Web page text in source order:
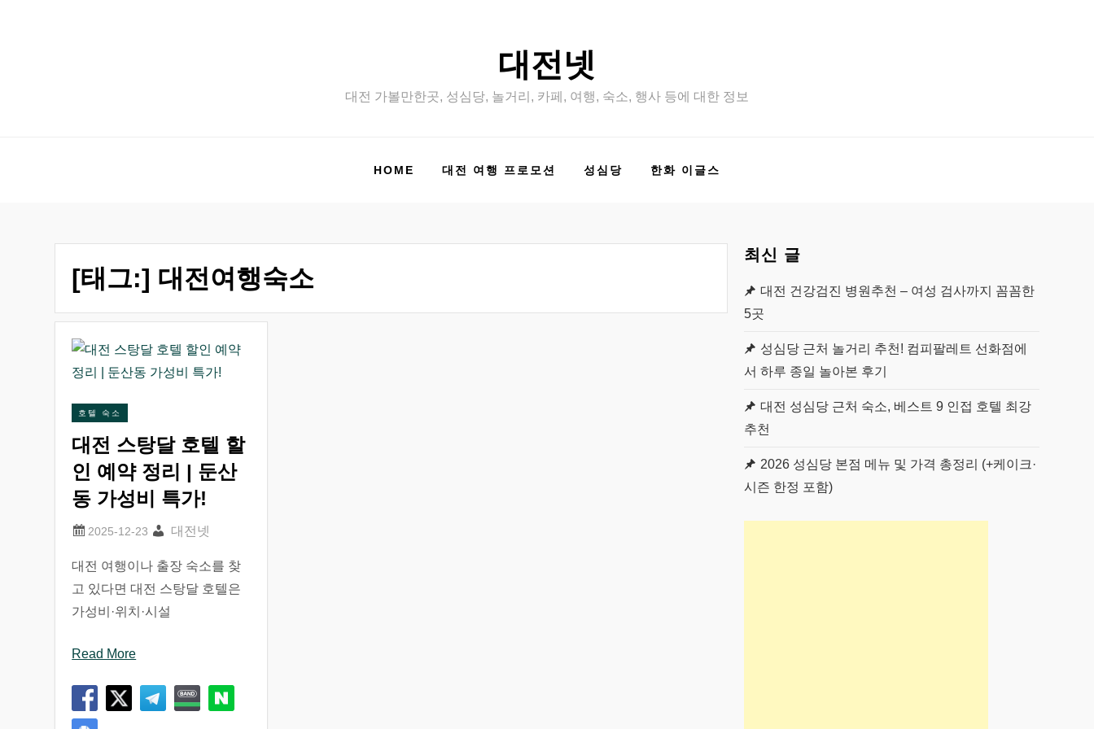
대전넷
대전 가볼만한곳, 성심당, 놀거리, 카페, 여행, 숙소, 행사 등에 대한 정보
HOME 대전 여행 프로모션 성심당 한화 이글스
[태그:] 대전여행숙소
호텔 숙소
대전 스탕달 호텔 할
인 예약 정리 | 둔산
동 가성비 특가!
대전넷
대전 여행이나 출장 숙소를 찾
고 있다면 대전 스탕달 호텔은
가성비·위치·시설
Read More
최신 글
대전 건강검진 병원추천 – 여성 검사까지 꼼꼼한
5곳
성심당 근처 놀거리 추천! 컴피팔레트 선화점에
서 하루 종일 놀아본 후기
대전 성심당 근처 숙소, 베스트 9 인접 호텔 최강
추천
2026 성심당 본점 메뉴 및 가격 총정리 (+케이크·
시즌 한정 포함)